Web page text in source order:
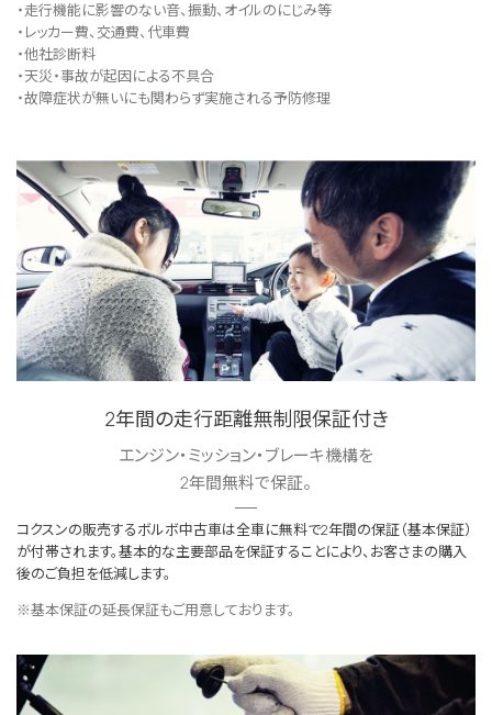
・走行機能に影響のない音、振動、オイルのにじみ等
・レッカー費、交通費、代車費
・他社診断料
・天災・事故が起因による不具合
・故障症状が無いにも関わらず実施される予防修理
2年間の走行距離無制限保証付き
エンジン・ミッション・ブレーキ機構を
2年間無料で保証。
コクスンの販売するボルボ中古車は全車に無料で2年間の保証（基本保証）
が付帯されます。基本的な主要部品を保証することにより、お客さまの購入
後のご負担を低減します。
※基本保証の延長保証もご用意しております。